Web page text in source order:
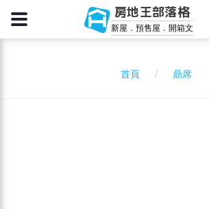
房地王部落格
新屋．預售屋．開箱文
首頁 鼎席